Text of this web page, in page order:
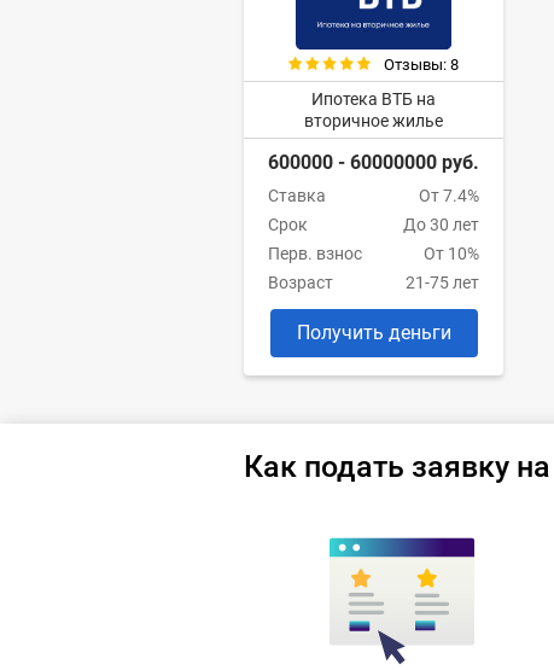
Отзывы: 8
Ипотека ВТБ на
вторичное жилье
600000 - 60000000 руб.
Ставка
От 7.4%
Срок
До 30 лет
Перв. взнос
От 10%
Возраст
21-75 лет
Получить деньги
Как подать заявку